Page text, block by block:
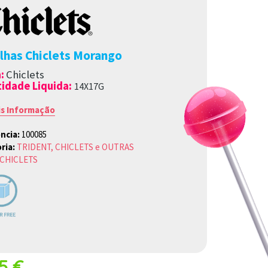
Chiclets Morango
: Chiclets
Liquida: 14X17G
Informação
100085
TRIDENT, CHICLETS e OUTRAS
CHICLETS